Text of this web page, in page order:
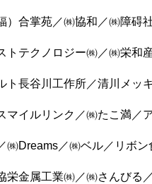
合掌苑／㈱協和／㈱障碍
テクノロジー㈱／㈱栄和
ト長谷川工作所／清川メッ
イルリンク／㈱たこ満／
Dreams／㈱ベル／リボ
金属工業㈱／㈱さんびる